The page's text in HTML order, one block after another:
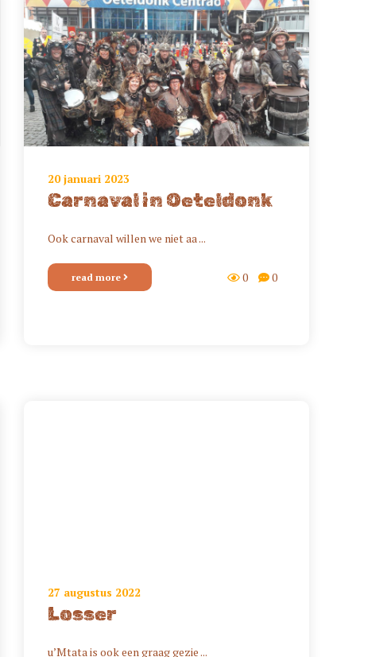
20 januari 2023
Carnaval in Oeteldonk
Ook carnaval willen we niet aa ...
read more 0 0
27 augustus 2022
Losser
u’Mtata is ook een graag gezie ...